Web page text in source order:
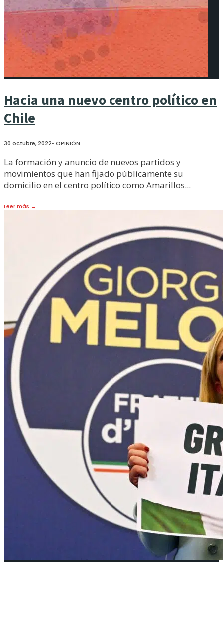
Hacia una nuevo centro político en
Chile
30 octubre, 2022• OPINIÓN
La formación y anuncio de nuevos partidos y
movimientos que han fijado públicamente su
domicilio en el centro político como Amarillos...
Leer más →